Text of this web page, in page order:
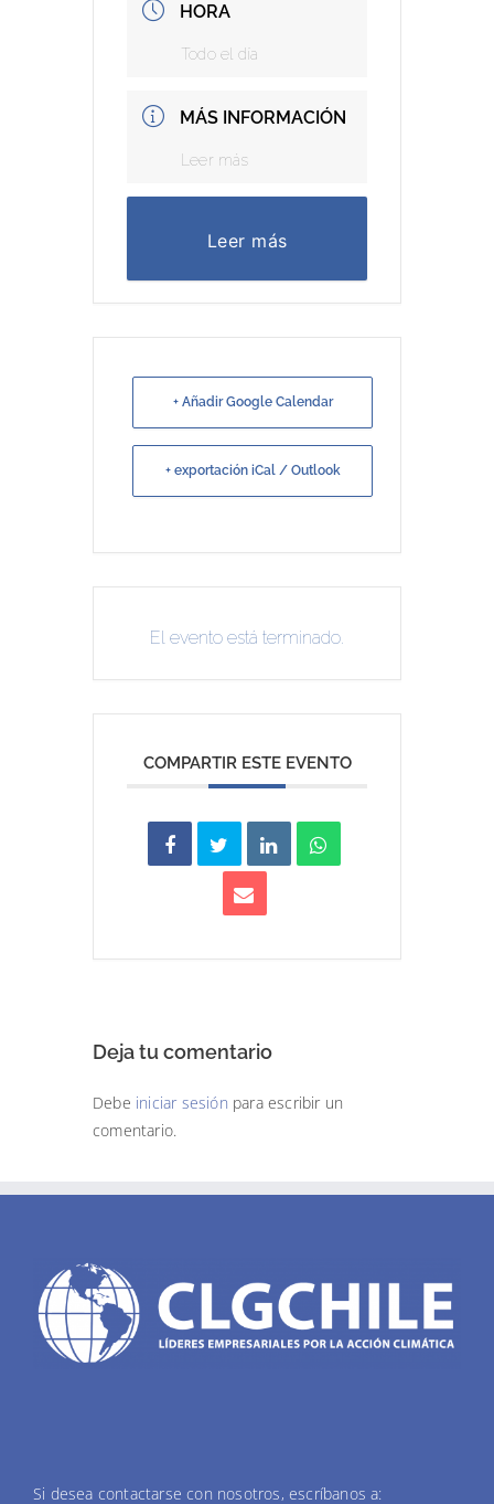
HORA
Todo el día
MÁS INFORMACIÓN
Leer más
Leer más
+ Añadir Google Calendar
+ exportación iCal / Outlook
El evento está terminado.
COMPARTIR ESTE EVENTO
Deja tu comentario
Debe iniciar sesión para escribir un
comentario.
Si desea contactarse con nosotros, escríbanos a: